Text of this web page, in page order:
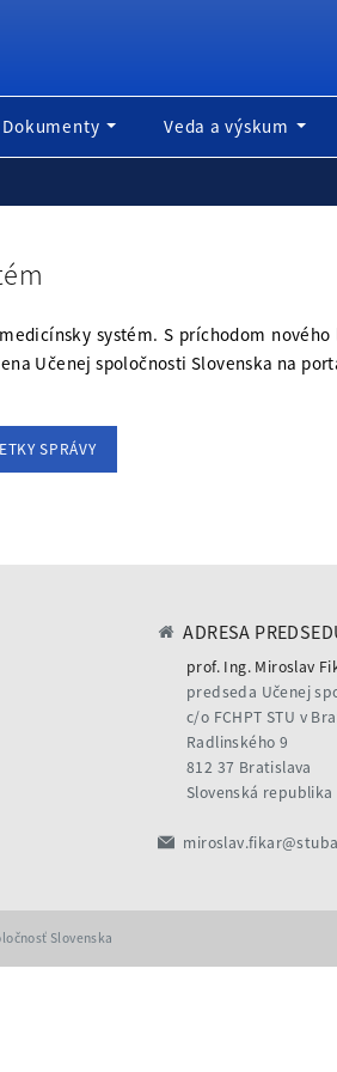
Dokumenty Veda a výskum
systém. S príchodom
Učenej spoločnosti Slovenska na
SPRÁVY
ADRESA
prof. Ing. Miroslav
predseda Učenej
c/o FCHPT STU v
Radlinského 9
812 37 Bratislava
Slovenská republika
Slovenska